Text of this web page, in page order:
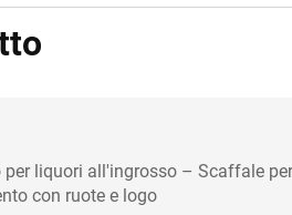
liquori all'ingrosso – Scaffale
con ruote e logo